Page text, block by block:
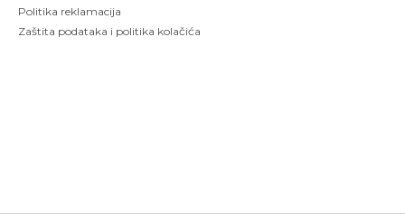
Politika reklamacija
Zaštita podataka i politika kolačića